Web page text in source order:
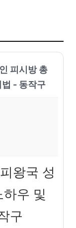
피시방 총
법 - 동작구
왕국 성
우 및
구